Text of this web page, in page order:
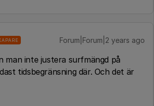
Forum|Forum|2 years ago
man inte justera surfmängd på
tidsbegränsning där. Och det är